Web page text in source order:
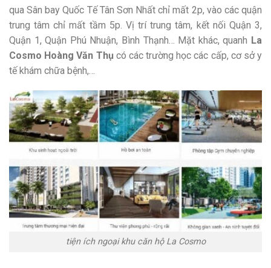
qua Sân bay Quốc Tế Tân Sơn Nhất chỉ mất 2p, vào các quận
trung tâm chỉ mất tầm 5p. Vị trí trung tâm, kết nối Quận 3,
Quận 1, Quận Phú Nhuận, Bình Thạnh… Mặt khác, quanh La
Cosmo Hoàng Văn Thụ có các trường học các cấp, cơ sở y
tế khám chữa bệnh,…
tiện ích ngoại khu căn hộ La Cosmo